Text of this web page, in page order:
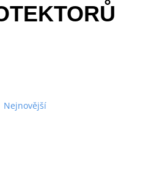
Nejnovější